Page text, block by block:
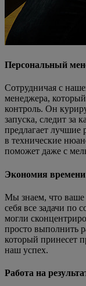
Персональный
Сотрудничая с
менеджера,
контроль. Он
запуска, следит за
предлагает лучшие
в технические
поможет даже с
Экономия времени
Мы знаем, что ваше
себя все задачи по
могли
просто выполнить
который принесет
наш успех.
Работа на